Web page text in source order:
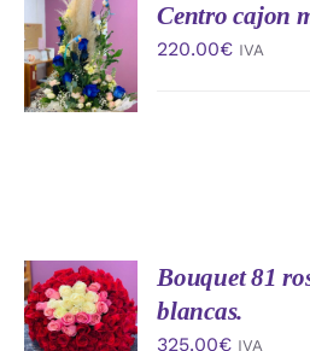
AÑADIR
AL
CARRITO
/
DETALLES
Centro cajon
220.00€ IVA
AÑADIR
AL
CARRITO
/
Bouquet 81
blancas.
325.00€ IVA